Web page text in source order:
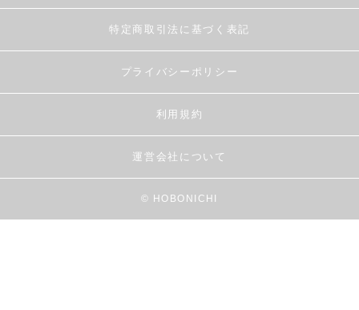
特定商取引法に基づく表記
プライバシーポリシー
利用規約
運営会社について
© HOBONICHI